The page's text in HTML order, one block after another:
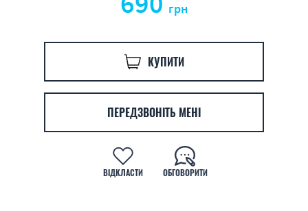
грн
КУПИТИ
ПЕРЕДЗВОНІТЬ МЕНІ
ВІДКЛАСТИ ОБГОВОРИТИ